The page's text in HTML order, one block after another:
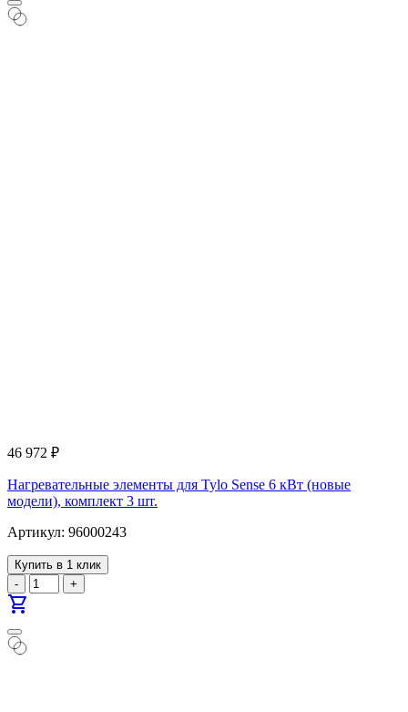
46 972 ₽
Нагревательные элементы для Tylo Sense 6 кВт (новые
модели), комплект 3 шт.
Артикул: 96000243
Купить в 1 клик
-
+
shopping_cart